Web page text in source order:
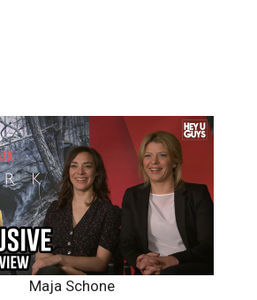
Maja Schone